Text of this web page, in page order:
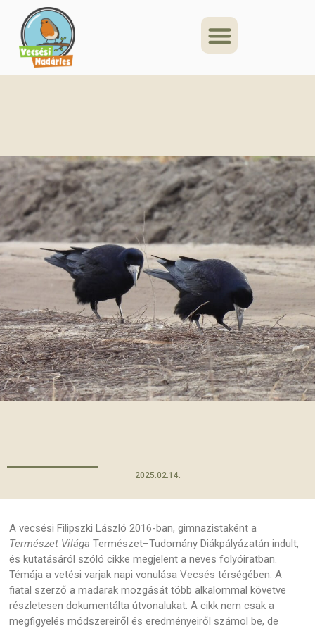
2025.02.14.
A vecsési Filipszki László 2016-ban, gimnazistaként a
Természet Világa Természet–Tudomány Diákpályázatán indult,
és kutatásáról szóló cikke megjelent a neves folyóiratban.
Témája a vetési varjak napi vonulása Vecsés térségében. A
fiatal szerző a madarak mozgását több alkalommal követve
részletesen dokumentálta útvonalukat. A cikk nem csak a
megfigyelés módszereiről és eredményeiről számol be, de